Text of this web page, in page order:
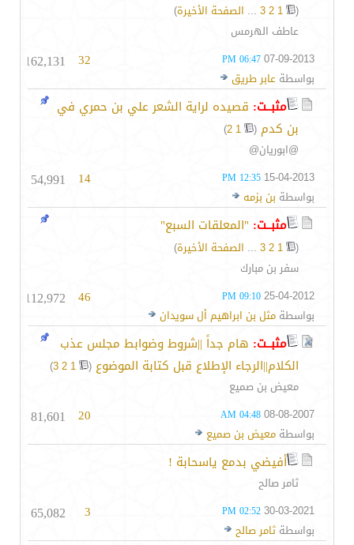
(
1
2
3
... الصفحة الأخيرة)
عاطف الهرمس
07-09-2013
06:47 PM
بواسطة عابر طريق
32
162,131
مثبــت: قصيده لراية الشعر علي بن حمري في
بن كدم (
1
2
)
@ابوريان@
15-04-2013
12:35 PM
بواسطة بن بزمه
14
54,991
مثبــت: "المعلقات السبع"
(
1
2
3
... الصفحة الأخيرة)
سفر بن مبارك
25-04-2012
09:10 PM
بواسطة مثل بن ابراهيم أل سويدان
46
112,972
مثبــت: هام جداً ||شروط وضوابط مجلس عذب
الكلام||الرجاء الإطلاع قبل كتابة الموضوع (
1
2
3
)
معيض بن صميع
08-08-2007
04:48 AM
بواسطة معيض بن صميع
20
81,601
أفيضي بدمع ياسحابة !
ثامر صالح
30-03-2021
02:52 PM
بواسطة ثامر صالح
3
65,082